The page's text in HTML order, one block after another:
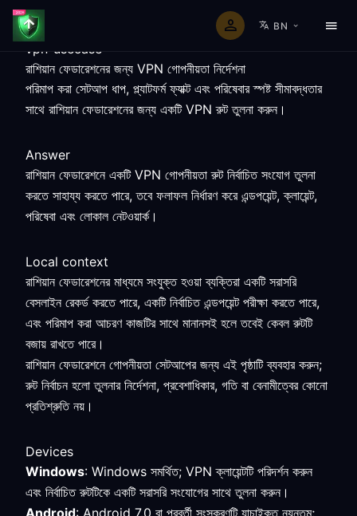
BN
vpn-usecase
রাশিয়ান ফেডারেশনের জন্য VPN গোপনীয়তা নির্দেশনা
পরিমাপ করা সেটআপ ধাপ, প্ল্যাটফর্ম ফ্যাক্ট এবং পরিষেবার স্পষ্ট সীমাবদ্ধতার
সাথে রাশিয়ান ফেডারেশনের জন্য একটি VPN রুট তুলনা করুন।
Answer
রাশিয়ান ফেডারেশনে একটি VPN গোপনীয়তা রুট নির্বাচিত সংযোগ তুলনা
করতে সাহায্য করতে পারে, তবে ফলাফল নির্ধারণ করে এন্ডপয়েন্ট, ক্লায়েন্ট,
পরিষেবা এবং লোকাল নেটওয়ার্ক।
Local context
রাশিয়ান ফেডারেশনের মাধ্যমে সংযুক্ত হওয়া ব্যক্তিরা একটি সরাসরি
বেসলাইন রেকর্ড করতে পারে, একটি নির্বাচিত এন্ডপয়েন্ট পরীক্ষা করতে পারে,
এবং পরিমাপ করা আচরণ কাজটির সাথে মানানসই হলে তবেই কেবল রুটটি
বজায় রাখতে পারে।
রাশিয়ান ফেডারেশনে গোপনীয়তা সেটআপের জন্য এই পৃষ্ঠাটি ব্যবহার করুন;
রুট নির্বাচন হলো তুলনার নির্দেশনা, প্রবেশাধিকার, গতি বা বেনামীত্বের কোনো
প্রতিশ্রুতি নয়।
Devices
Windows: Windows সমর্থিত; VPN ক্লায়েন্টটি পরিদর্শন করুন
এবং নির্বাচিত রুটটিকে একটি সরাসরি সংযোগের সাথে তুলনা করুন।
Android: Android 7.0 বা পরবর্তী সংস্করণটি যাচাইকৃত ন্যূনতম;